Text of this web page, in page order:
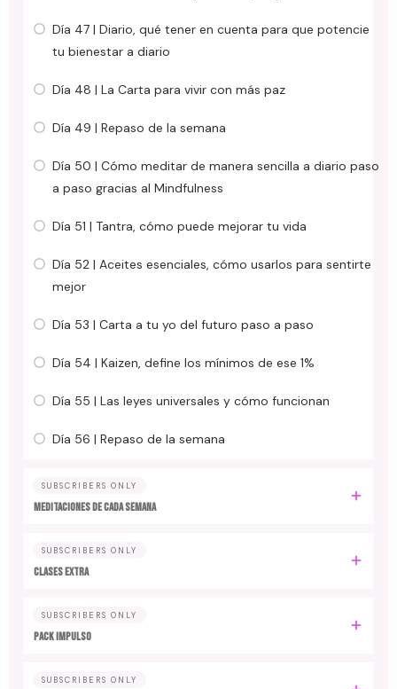
Día 47 | Diario, qué tener en cuenta para que potencie
tu bienestar a diario
Día 48 | La Carta para vivir con más paz
Día 49 | Repaso de la semana
Día 50 | Cómo meditar de manera sencilla a diario paso
a paso gracias al Mindfulness
Día 51 | Tantra, cómo puede mejorar tu vida
Día 52 | Aceites esenciales, cómo usarlos para sentirte
mejor
Día 53 | Carta a tu yo del futuro paso a paso
Día 54 | Kaizen, define los mínimos de ese 1%
Día 55 | Las leyes universales y cómo funcionan
Día 56 | Repaso de la semana
SUBSCRIBERS ONLY
MEDITACIONES DE CADA SEMANA
SUBSCRIBERS ONLY
CLASES EXTRA
SUBSCRIBERS ONLY
PACK IMPULSO
SUBSCRIBERS ONLY